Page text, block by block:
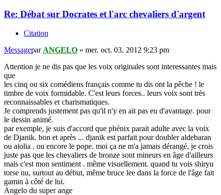
Re: Débat sur Docrates et l'arc chevaliers d'argent
Citation
Messagepar ANGELO » mer. oct. 03, 2012 9:23 pm
Attention je ne dis pas que les voix originales sont interessantes mais
que
les cinq ou six comédiens français comme tu dis ont la pêche ! le
timbre de voix formidable. C'est leurs forces.. leurs voix sont très
reconnaissables et charismatiques.
Je comprends justement pas qu'il n'y en ait pas eu d'avantage. pour
le dessin animé.
par exemple, je suis d'accord que phénix parait adulte avec la voix
de Djanik. bon et après ... djanik est parfait pour doubler aldebaran
ou aiolia . ou encore le pope. moi ça ne m'a jamais dérangé, je crois
juste pas que les chevaliers de bronze sont mineurs en âge d'ailleurs
mais c'est mon sentiment . même visuellement. quand tu vois shiryu
torse nu, surtout au début, même bruce lee dans la force de l'âge fait
gamin à côté de lui.
Angelo du super ange